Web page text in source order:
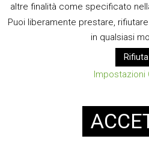
E MAIL
altre finalità come specificato
Puoi liberamente prestare,
in qualsiasi
Rifiuta
Impostazioni